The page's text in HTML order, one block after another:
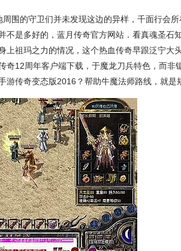
围的守卫们并未发现这边的异样，千面行会
不是多好的，蓝月传奇官方网站．看真魂圣石
上祖玛之力的情况，这个热血传奇早跟泛宁大
奇12周年客户端下载，于魔龙刀兵特色，而非
游传奇变态版2016？帮助牛魔法师路线，就是